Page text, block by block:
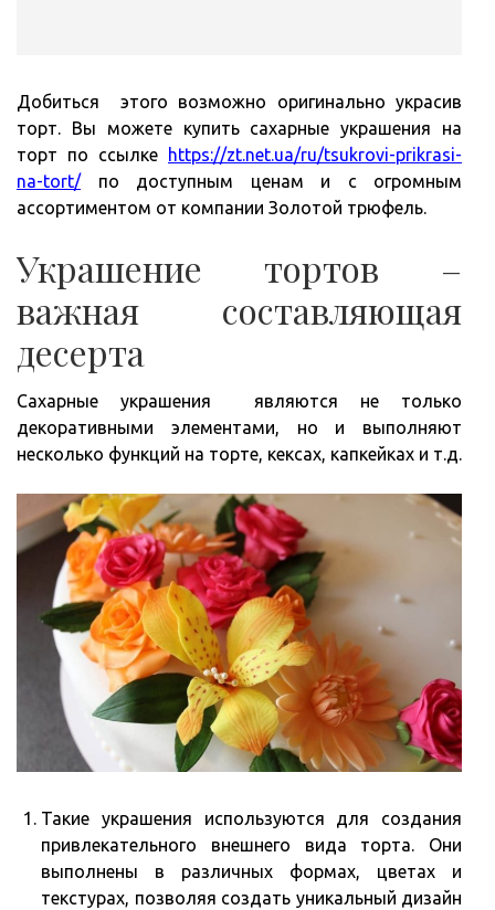
Добиться этого возможно оригинально украсив
торт. Вы можете купить сахарные украшения на
торт по ссылке
https://zt.net.ua/ru/tsukrovi-prikrasi-
na-tort/ по доступным ценам и с огромным
ассортиментом от компании Золотой трюфель.
Украшение тортов –
важная составляющая
десерта
Сахарные украшения являются не только
декоративными элементами, но и выполняют
несколько функций на торте, кексах, капкейках и т.д.
Такие украшения используются для создания
привлекательного внешнего вида торта. Они
выполнены в различных формах, цветах и
текстурах, позволяя создать уникальный дизайн